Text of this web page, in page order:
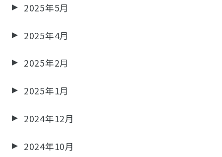
2025年5月
2025年4月
2025年2月
2025年1月
2024年12月
2024年10月